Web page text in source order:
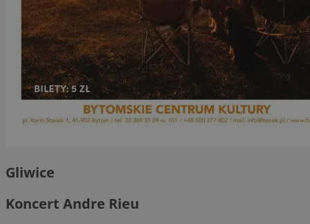
Gliwice
Koncert Andre Rieu